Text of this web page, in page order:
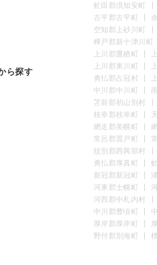
ら探す
虻田郡倶知安町
古平郡古平町
空知郡上砂川町
樺戸郡新十津川町
上川郡鷹栖町
上川郡東川町
勇払郡占冠村
中川郡中川町
苫前郡初山別村
枝幸郡枝幸町
網走郡美幌町
常呂郡置戸町
紋別郡西興部村
勇払郡厚真町
新冠郡新冠町
河東郡士幌町
河西郡中札内村
中川郡豊頃町
厚岸郡厚岸町
野付郡別海町